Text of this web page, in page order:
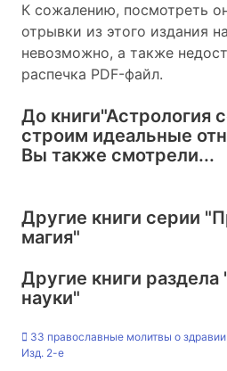
К сожалению, посмотреть
отрывки из этого издания
невозможно, а также
распечка PDF-файл.
До книги"Астрология
строим идеальные
Вы также смотрели...
Другие книги серии
магия"
Другие книги раздела
науки"
33 православные молитвы о
Изд. 2-е